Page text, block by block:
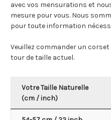
avec vos mensurations et
mesure pour vous. Nous
pour toute information
Veuillez commander un
tour de taille actuel.
Votre Taille Naturelle
(cm / inch)